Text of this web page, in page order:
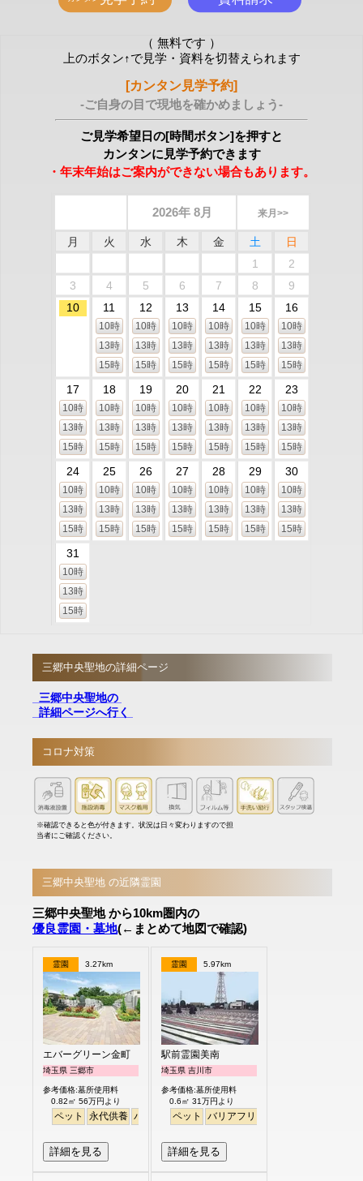
（ 無料です ）
上のボタン↑で見学・資料を切替えられます
[カンタン見学予約]
-ご自身の目で現地を確かめましょう-
ご見学希望日の[時間ボタン]を押すと
カンタンに見学予約できます
・年末年始はご案内ができない場合もあります。
2026年 8月 来月>>
月 火 水 木 金 土
日
1
2
3
4 5 6 7 8
9
10
11
10時
13時
15時
12
10時
13時
15時
13
10時
13時
15時
14
10時
13時
15時
15
10時
13時
15時
16
10時
13時
15時
17
10時
13時
15時
18
10時
13時
15時
19
10時
13時
15時
20
10時
13時
15時
21
10時
13時
15時
22
10時
13時
15時
23
10時
13時
15時
24
10時
13時
15時
25
10時
13時
15時
26
10時
13時
15時
27
10時
13時
15時
28
10時
13時
15時
29
10時
13時
15時
30
10時
13時
15時
31
10時
13時
15時
三郷中央聖地の詳細ページ
三郷中央聖地の
詳細ページへ行く
コロナ対策
※確認できると色が付きます。状況は日々変わりますので担
当者にご確認ください。
三郷中央聖地 の近隣霊園
三郷中央聖地 から10km圏内の
優良霊園・墓地(←まとめて地図で確認)
霊園 3.27km
エバーグリーン金町
埼玉県 三郷市
参考価格:墓所使用料
0.82㎡ 56万円より
ペット 永代供養 バリアフリー
詳細を見る
霊園 5.97km
駅前霊園美南
埼玉県 吉川市
参考価格:墓所使用料
0.6㎡ 31万円より
ペット バリアフリー
詳細を見る